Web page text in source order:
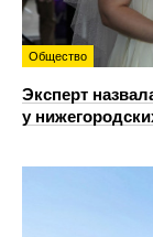
Общество
Эксперт
у